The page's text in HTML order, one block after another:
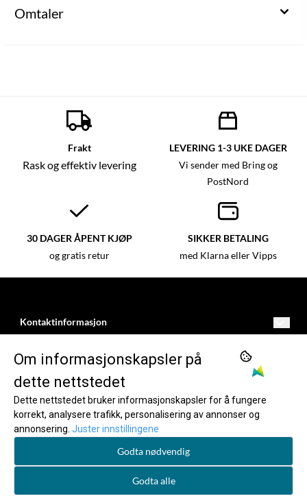
Omtaler
Frakt
Rask og effektiv levering
LEVERING 1-3 UKE DAGER
Vi sender med Bring og
PostNord
30 DAGER ÅPENT KJØP
og gratis retur
SIKKER BETALING
med Klarna eller Vipps
Kontaktinformasjon
kundeservice@dartnorge.no
Freimsvegen 11
5750
Odda
95967473
Vilkår
Opprett konto
Logg inn
INFORMASJON
Om oss
Nyhetsbrev
Om informasjonskapsler
FØLG OSS
Facebook
© Copyright Company, org. number xxxxxx-xxxx
Om informasjonskapsler på
dette nettstedet
Dette nettstedet bruker informasjonskapsler for å fungere
korrekt, analysere trafikk, personalisering av annonser og
annonsering. Juster innstillingene
Godta nødvendig
Godta alle